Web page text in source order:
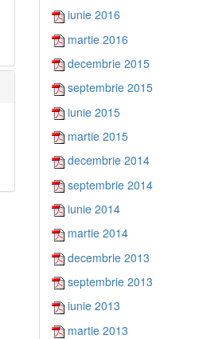
iunie 2016
martie 2016
decembrie 2015
septembrie 2015
iunie 2015
martie 2015
decembrie 2014
septembrie 2014
iunie 2014
martie 2014
decembrie 2013
septembrie 2013
iunie 2013
martie 2013